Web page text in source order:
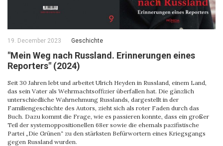
19. December 2023 Geschichte
"Mein Weg nach Russland. Erinnerungen eines
Reporters" (2024)
Seit 30 Jahren lebt und arbeitet Ulrich Heyden in Russland, einem Land,
das sein Vater als Wehrmachtsoffizier überfallen hat. Die gänzlich
unterschiedliche Wahrnehmung Russlands, dargestellt in der
Familiengeschichte des Autors, zieht sich als roter Faden durch das
Buch. Dazu kommt die Frage, wie es passieren konnte, dass ein großer
Teil der systemoppositionellen 68er sowie die ehemals pazifistische
Partei „Die Grünen“ zu den stärksten Befürwortern eines Kriegsgangs
gegen Russland wurden.